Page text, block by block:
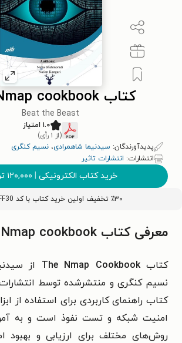
کتاب The Nmap cookbook
Beat the Beast
۱.۰ امتیاز
(از ۱ رأی)
پدیدآورندگان: سیدنیما شاهمرادی، نسیم کنگری
انتشارات: انتشارات تاثیر
خرید کتاب الکترونیکی | ۱۲۰,۰۰۰
٪۳۰ تخفیف اولین خرید کتاب با کد
معرفی کتاب The Nmap cookbook
کتابThe Nmap Cookbook از
نسیم کنگری و منتشرشده توسط
امنیت شبکه و تست نفوذ است و به
روش‌های مختلف برای ارزیابی و